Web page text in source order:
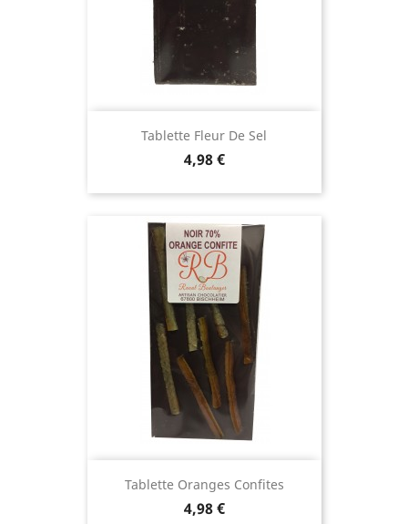
Tablette Fleur De Sel
Prix
4,98 €
Tablette Oranges Confites
Prix
4,98 €